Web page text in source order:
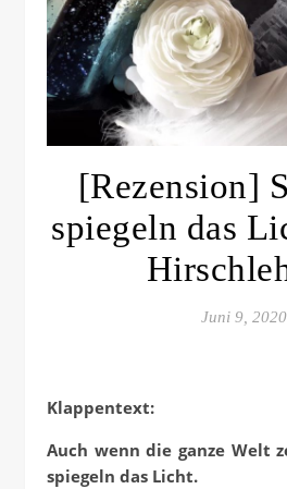
[Rezension]
spiegeln das
Juni 9, 2020
Klappentext:
Auch wenn die ganze Welt
spiegeln das Licht.